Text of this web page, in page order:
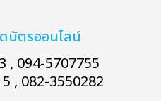
บัตรออนไลน์
, 094-5707755
, 082-3550282